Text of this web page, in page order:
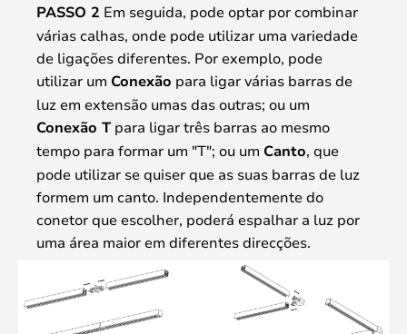
PASSO 2 Em seguida, pode optar por combinar
várias calhas, onde pode utilizar uma variedade
de ligações diferentes. Por exemplo, pode
utilizar um Conexão para ligar várias barras de
luz em extensão umas das outras; ou um
Conexão T para ligar três barras ao mesmo
tempo para formar um "T"; ou um Canto, que
pode utilizar se quiser que as suas barras de luz
formem um canto. Independentemente do
conetor que escolher, poderá espalhar a luz por
uma área maior em diferentes direcções.